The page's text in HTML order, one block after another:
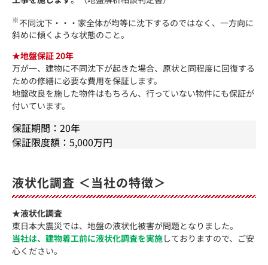
※不同沈下・・・家全体が均等に沈下するのではなく、一方向に
斜めに傾くような状態のこと。
★地盤保証 20年
万が一、建物に不同沈下が起きた場合、原状と同程度に回復する
ための修繕に必要な費用を保証します。
地盤改良を施した物件はもちろん、行っていない物件にも保証が
付いています。
保証期間：20年
保証限度額：5,000万円
液状化調査 ＜当社の特徴＞
★液状化調査
東日本大震災では、地盤の液状化被害が問題となりました。
当社は、建物着工前に液状化調査を実施しておりますので、ご安
心ください。